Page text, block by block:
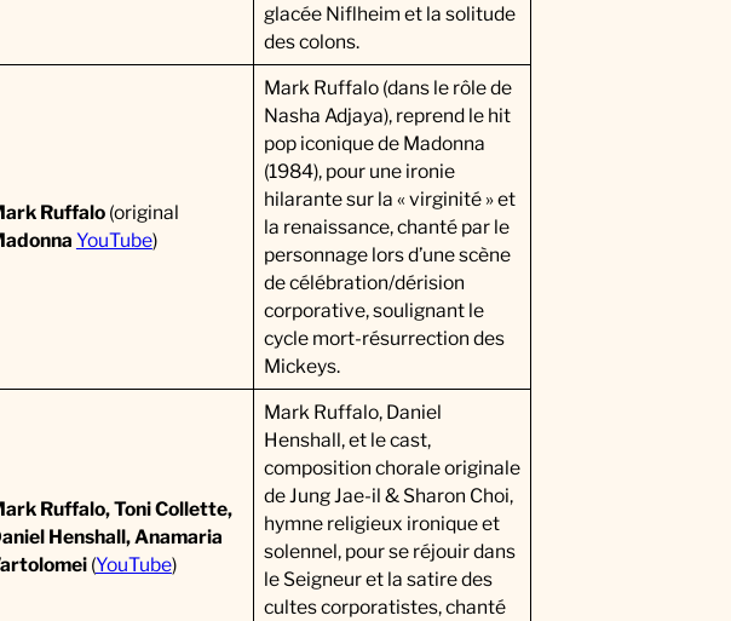
glacée Niflheim et la solitude
des colons.
Ruffalo(original
YouTube)
Mark Ruffalo (dans le rôle de
Nasha Adjaya), reprend le hit
pop iconique de Madonna
(1984), pour une ironie
hilarante sur la « virginité » et
la renaissance, chanté par le
personnage lors d’une scène
de célébration/dérision
corporative, soulignant le
cycle mort-résurrection des
Mickeys.
Ruffalo, Toni Collette,
Henshall, Anamaria
(YouTube)
Mark Ruffalo, Daniel
Henshall, et le cast,
composition chorale originale
de Jung Jae-il & Sharon Choi,
hymne religieux ironique et
solennel, pour se réjouir dans
le Seigneur et la satire des
cultes corporatistes, chanté